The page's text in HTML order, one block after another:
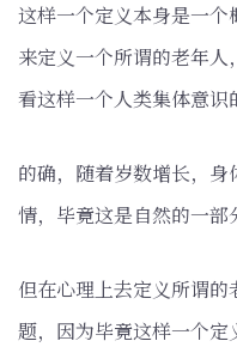
这样一个定义本身是一
来定义一个所谓的老年
看这样一个人类集体意识
的确，随着岁数增长，
情，毕竟这是自然的一部
但在心理上去定义所谓
题，因为毕竟这样一个